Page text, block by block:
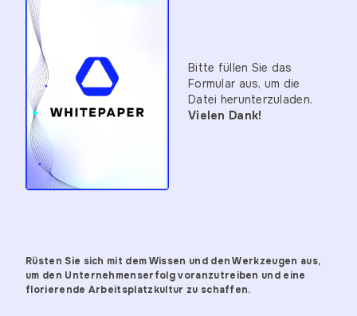
Bitte füllen Sie das
Formular aus, um die
Datei herunterzuladen.
Vielen Dank!
Rüsten Sie sich mit dem Wissen und den Werkzeugen aus,
um den Unternehmenserfolg voranzutreiben und eine
florierende Arbeitsplatzkultur zu schaffen.